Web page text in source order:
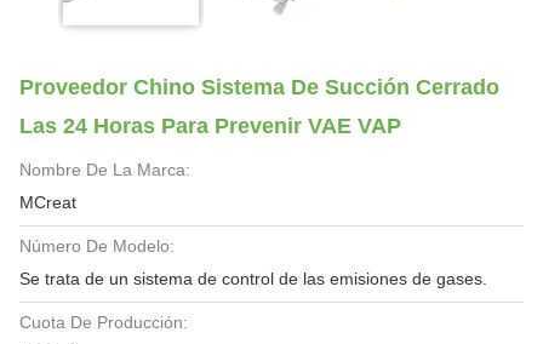
Proveedor Chino Sistema De Succión Cerrado
Las 24 Horas Para Prevenir VAE VAP
Nombre De La Marca:
MCreat
Número De Modelo:
Se trata de un sistema de control de las emisiones de gases.
Cuota De Producción: